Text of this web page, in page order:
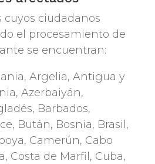
cuyos ciudadanos
el procesamiento de
se encuentran:
Argelia, Antigua y
Azerbaiyán,
Barbados,
Bután, Bosnia, Brasil,
Camerún, Cabo
Costa de Marfil, Cuba,